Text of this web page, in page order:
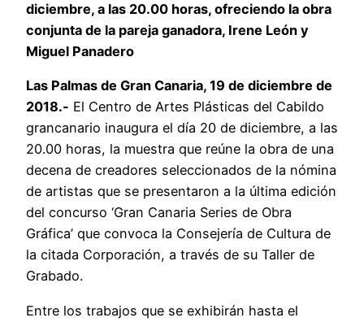
diciembre, a las 20.00 horas, ofreciendo la obra
conjunta de la pareja ganadora, Irene León y
Miguel Panadero
Las Palmas de Gran Canaria, 19 de diciembre de
2018.- El Centro de Artes Plásticas del Cabildo
grancanario inaugura el día 20 de diciembre, a las
20.00 horas, la muestra que reúne la obra de una
decena de creadores seleccionados de la nómina
de artistas que se presentaron a la última edición
del concurso ‘Gran Canaria Series de Obra
Gráfica’ que convoca la Consejería de Cultura de
la citada Corporación, a través de su Taller de
Grabado.
Entre los trabajos que se exhibirán hasta el